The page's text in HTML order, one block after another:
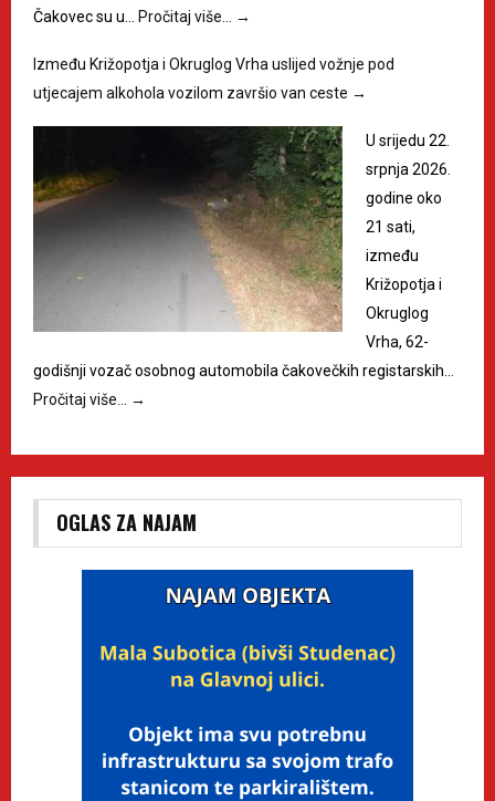
Čakovec su u… Pročitaj više… →
Između Križopotja i Okruglog Vrha uslijed vožnje pod
utjecajem alkohola vozilom završio van ceste →
U srijedu 22.
srpnja 2026.
godine oko
21 sati,
između
Križopotja i
Okruglog
Vrha, 62-
godišnji vozač osobnog automobila čakovečkih registarskih…
Pročitaj više… →
OGLAS ZA NAJAM